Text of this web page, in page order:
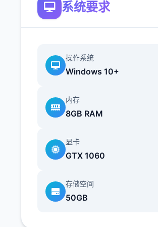
沙漠追猎者攻略：
游戏中也有着各种各样的阵营
每个阵营都有各自的目的，游
横。
不同于为H而H，本作主打的是
所以如果只是为了H内容而游玩
的快乐的情况，
但如果冲着剧情和世界观来玩
系统要求
操作系统
Windows 10+
内存
8GB RAM
显卡
GTX 1060
存储空间
50GB